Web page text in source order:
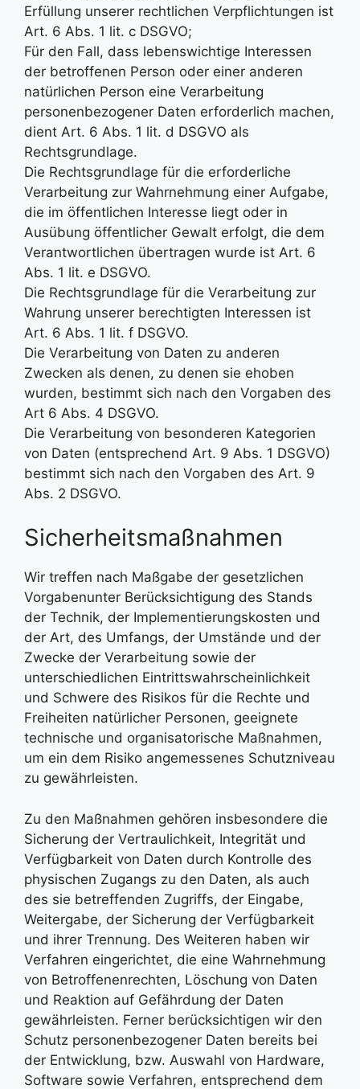
Erfüllung unserer rechtlichen Verpflichtungen ist
Art. 6 Abs. 1 lit. c DSGVO;
Für den Fall, dass lebenswichtige Interessen
der betroffenen Person oder einer anderen
natürlichen Person eine Verarbeitung
personenbezogener Daten erforderlich machen,
dient Art. 6 Abs. 1 lit. d DSGVO als
Rechtsgrundlage.
Die Rechtsgrundlage für die erforderliche
Verarbeitung zur Wahrnehmung einer Aufgabe,
die im öffentlichen Interesse liegt oder in
Ausübung öffentlicher Gewalt erfolgt, die dem
Verantwortlichen übertragen wurde ist Art. 6
Abs. 1 lit. e DSGVO.
Die Rechtsgrundlage für die Verarbeitung zur
Wahrung unserer berechtigten Interessen ist
Art. 6 Abs. 1 lit. f DSGVO.
Die Verarbeitung von Daten zu anderen
Zwecken als denen, zu denen sie ehoben
wurden, bestimmt sich nach den Vorgaben des
Art 6 Abs. 4 DSGVO.
Die Verarbeitung von besonderen Kategorien
von Daten (entsprechend Art. 9 Abs. 1 DSGVO)
bestimmt sich nach den Vorgaben des Art. 9
Abs. 2 DSGVO.
Sicherheitsmaßnahmen
Wir treffen nach Maßgabe der gesetzlichen
Vorgabenunter Berücksichtigung des Stands
der Technik, der Implementierungskosten und
der Art, des Umfangs, der Umstände und der
Zwecke der Verarbeitung sowie der
unterschiedlichen Eintrittswahrscheinlichkeit
und Schwere des Risikos für die Rechte und
Freiheiten natürlicher Personen, geeignete
technische und organisatorische Maßnahmen,
um ein dem Risiko angemessenes Schutzniveau
zu gewährleisten.
Zu den Maßnahmen gehören insbesondere die
Sicherung der Vertraulichkeit, Integrität und
Verfügbarkeit von Daten durch Kontrolle des
physischen Zugangs zu den Daten, als auch
des sie betreffenden Zugriffs, der Eingabe,
Weitergabe, der Sicherung der Verfügbarkeit
und ihrer Trennung. Des Weiteren haben wir
Verfahren eingerichtet, die eine Wahrnehmung
von Betroffenenrechten, Löschung von Daten
und Reaktion auf Gefährdung der Daten
gewährleisten. Ferner berücksichtigen wir den
Schutz personenbezogener Daten bereits bei
der Entwicklung, bzw. Auswahl von Hardware,
Software sowie Verfahren, entsprechend dem